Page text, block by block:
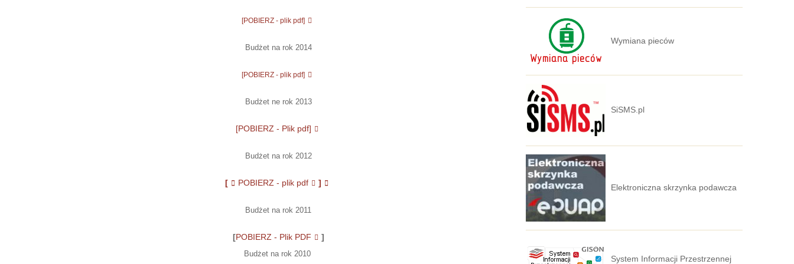
[POBIERZ - plik pdf]
Budżet na rok 2014
[POBIERZ - plik pdf]
Budżet ne rok 2013
[POBIERZ - Plik pdf]
Budżet na rok 2012
[ POBIERZ - plik pdf ]
Budżet na rok 2011
[POBIERZ - Plik PDF ]
Budżet na rok 2010
Wymiana pieców
SiSMS.pl
Elektroniczna skrzynka podawcza
System Informacji Przestrzennej